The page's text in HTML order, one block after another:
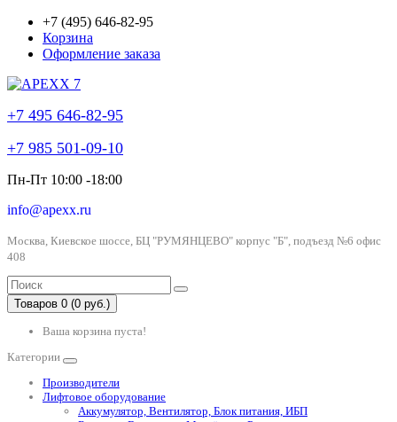
+7 (495) 646-82-95
Корзина
Оформление заказа
+7 495 646-82-95
+7 985 501-09-10
Пн-Пт 10:00 -18:00
info@apexx.ru
Москва, Киевское шоссе, БЦ "РУМЯНЦЕВО" корпус "Б", подъезд №6 офис
408
Товаров 0 (0 руб.)
Ваша корзина пуста!
Категории
Производители
Лифтовое оборудование
Аккумулятор, Вентилятор, Блок питания, ИБП